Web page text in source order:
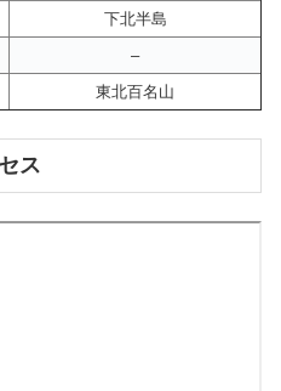
下北半島
–
東北百名山
ス